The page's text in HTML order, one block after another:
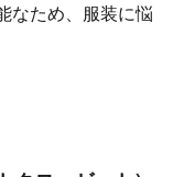
なため、服装に悩